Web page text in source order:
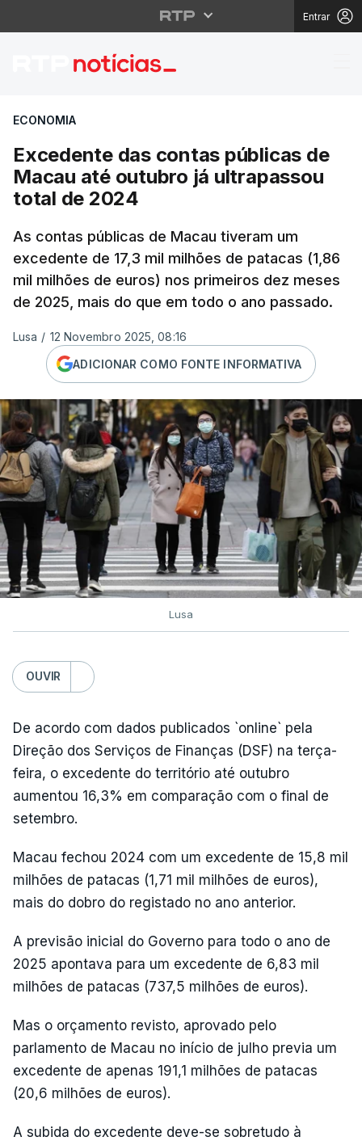
Entrar
Excedente das
ECONOMIA
Excedente das contas públicas de
Macau até outubro já ultrapassou
total de 2024
As contas públicas de Macau tiveram um
excedente de 17,3 mil milhões de patacas (1,86
mil milhões de euros) nos primeiros dez meses
de 2025, mais do que em todo o ano passado.
Lusa / 12 Novembro 2025, 08:16
ADICIONAR COMO FONTE INFORMATIVA
Lusa
OUVIR
De acordo com dados publicados `online` pela
Direção dos Serviços de Finanças (DSF) na terça-
feira, o excedente do território até outubro
aumentou 16,3% em comparação com o final de
setembro.
Macau fechou 2024 com um excedente de 15,8 mil
milhões de patacas (1,71 mil milhões de euros),
mais do dobro do registado no ano anterior.
A previsão inicial do Governo para todo o ano de
2025 apontava para um excedente de 6,83 mil
milhões de patacas (737,5 milhões de euros).
Mas o orçamento revisto, aprovado pelo
parlamento de Macau no início de julho previa um
excedente de apenas 191,1 milhões de patacas
(20,6 milhões de euros).
A subida do excedente deve-se sobretudo à